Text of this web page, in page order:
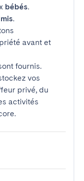
bébés.
.
avant et
fournis.
vos
privé, du
activités